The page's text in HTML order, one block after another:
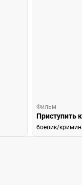
Фильм
Приступить
боевик/